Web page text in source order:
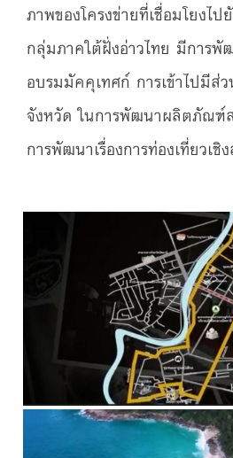
ภาพของโครงข่ายที่เชื่อมโยงไป
กลุ่มภาคใต้ฝั่งอ่าวไทย มีการ
อบรมมัคคุเทศก์ การเข้าไปมีส่
จังหวัด ในการพัฒนาผลิตภัณฑ์
การพัฒนาเรื่องการท่องเที่ยวเชิ